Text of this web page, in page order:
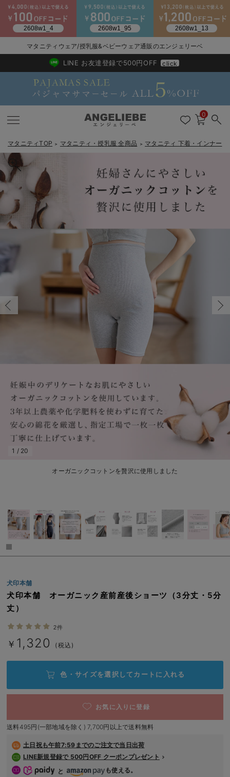
戻る
マタニティウェア全て
マタニティ ワンピース
マタニティ スカート
マタニティ トップス
マタニティ アウター（コート）・ママコート
戻る
マタニティ 下着・インナー全て
妊婦帯・腹帯・産前ガードル
マタニティ 授乳 キャミソール
産褥ショーツ
骨盤・マタニティベルト （妊娠中・産後）
マタニティ 腹巻き
戻る
授乳服全て
授乳ワンピース
戻る
マタニティ フォーマル全て
マタニティ スーツ
マタニティ オフィス 通勤服
マタニティ ドレス（結婚式・お呼ばれ）
マタニティ フォーマル パンツ・ボトムス
戻る
授乳用品全て
妊婦用 抱き枕・授乳クッション
戻る
マタニティレッグウェア全て
マタニティストッキング・タイツ
戻る
マタニティ ボディケア全て
妊娠線クリーム
戻る
アウトレット全て
【アウトレット】ワンピース
【アウトレット】トップス・授乳トップス
【アウトレット】ボトムス
【アウトレット】パジャマ
【アウトレット】インナー
戻る
特集全て
抗菌防臭加工
見えてもカワイイ
コットン素材
冷房対策
ブラトップ
親子セット
快適機能ウェア特集 ボトムス
快適機能ウェア特集 パジャマ
erbaviva（エルバビーバ）
ハレの日に着るANGELIEBEのセレモニー
買って正解！高評価レビューアイテム
便利な育児家電
入院準備の持ち物チェック
戻る
再入荷全て
再入荷｜インナー
戻る
送料無料アイテム全て
トップス
パンツ
スカート
パジャマ
インナー
ベビー
戻る
ブラキャミ おまとめ
MAX55%OFF ブラック
戻る
【37周年祭セール】
【37周年祭セール】
戻る
気温差別オススメア
【〜10℃】3月中旬
戻る
涼しくて可愛い「ワ
戻る
戻る
マタニティウェア
戻る
こだわりの履き心地
デニム
レギンス
オフィス
戻る
きれいめトップス派
きれいめスカート派
きれいめ美脚パンツ派
ツィード派
王道シンプル派
戻る
出産準備応援割全て
マタニティインナー
ベビー
戻る
【オフィスカジュア
戻る
パンツタイプ
戻る
【フォーマル】ボト
【フォーマル】トッ
戻る
【ベビー】半袖
【ベビー】グッズ
戻る
2WAYオール
コンビ肌着
短肌着
セット
戻る
快適ウェア10%OFF
戻る
春のマタニティワン
Aライン ・フレアワ
Iライン ・タイトシル
ジャンパースカート/
ワーク・オフィス
カジュアル
あったかアイテム｜
戻る
Gift Selection 出産
〜5,000円（税込）
〜10,000円（税込）
10,001円（税込）〜
女の子におススメの
男の子におススメの
もらって嬉しいギフト
かわいくておもしろ
何枚あっても嬉しい
長く使えるアイテム
お部屋映えアイテム
戻る
冬の冷え対策インナ
綿混素材
腹巻・ひざ上パンツ
保温&リカバリー
レギンス・タイツ
カップ付きインナー
裏起毛素材
戻る
入院準備の持ち物チ
赤ちゃんへ使うもの
産後に使うグッズ
戻る
冬のあったか特集全て
【冬のあったか特集
【冬のあったか特集
【冬のあったか特集
マタニティウェア/授乳服&ベビーウェア通販のエンジェリーベ
2026/NewArrival
送料495円(一部地域を除く) 7,700円以上で送料無料
LINE お友達登録で500円OFF click
0
マタニティTOP ＞ マタニティ・授乳服 全商品 ＞ マタニティ 下着・インナー
オーガニックコットンを贅沢に使用しました
1 / 20
犬印本舗
犬印本舗 オーガニック産前産後ショーツ（3分丈・5分
丈）
2件
￥ 1,320 (税込)
色・サイズを選択して カートに入れる
お気に入りに登録
送料495円(一部地域を除く) 7,700円以上で送料無料
カートに入れる
犬印本舗 オーガニック産前産後ショーツ（3分丈・5分丈）
グレー（5分丈）
M-L/在庫あり
M-L/在庫あり
￥1,320
カートに入れる
土日祝も午前7:59までのご注文で当日出荷
LINE新規登録で 500円OFF クーポンプレゼント
と
も使える。